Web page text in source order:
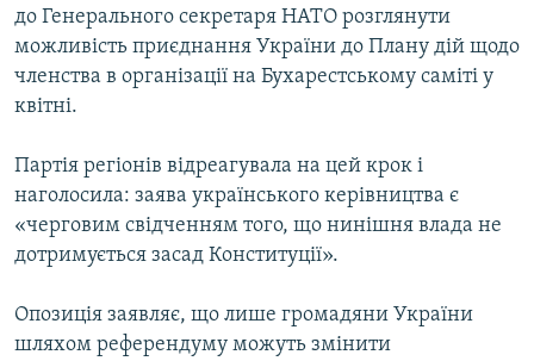
до Генерального секретаря НАТО розглянути
можливість приєднання України до Плану дій щодо
членства в організації на Бухарестському саміті у
квітні.
Партія регіонів відреагувала на цей крок і
наголосила: заява українського керівництва є
«черговим свідченням того, що нинішня влада не
дотримується засад Конституції».
Опозиція заявляє, що лише громадяни України
шляхом референдуму можуть змінити